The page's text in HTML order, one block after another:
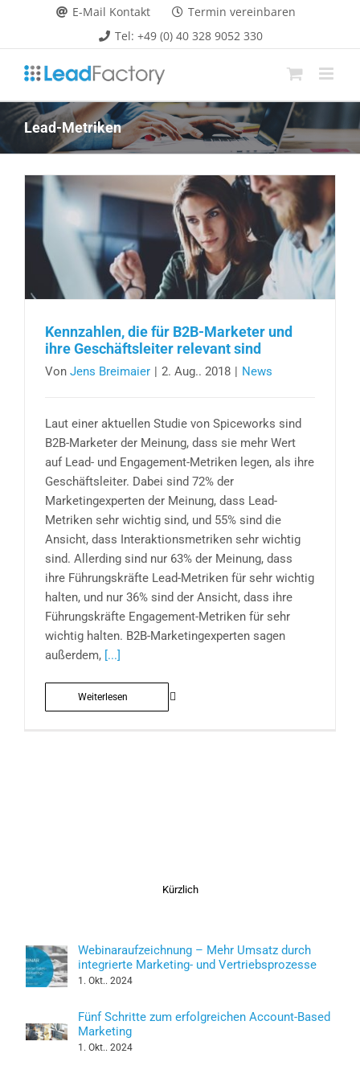
springen
E-Mail Kontakt
Termin vereinbaren
Tel: +49 (0) 40 328 9052 330
Lead-Metriken
Kennzahlen, die für B2B-Marketer und
ihre Geschäftsleiter relevant sind
Von Jens Breimaier 2. Aug.. 2018 News
Laut einer aktuellen Studie von Spiceworks sind
B2B-Marketer der Meinung, dass sie mehr Wert
auf Lead- und Engagement-Metriken legen, als ihre
Geschäftsleiter. Dabei sind 72% der
Marketingexperten der Meinung, dass Lead-
Metriken sehr wichtig sind, und 55% sind die
Ansicht, dass Interaktionsmetriken sehr wichtig
sind. Allerding sind nur 63% der Meinung, dass
ihre Führungskräfte Lead-Metriken für sehr wichtig
halten, und nur 36% sind der Ansicht, dass ihre
Führungskräfte Engagement-Metriken für sehr
wichtig halten. B2B-Marketingexperten sagen
außerdem, [...]
Weiterlesen
Kürzlich
Webinaraufzeichnung – Mehr Umsatz durch
integrierte Marketing- und Vertriebsprozesse
1. Okt.. 2024
Fünf Schritte zum erfolgreichen Account-Based
Marketing
1. Okt.. 2024